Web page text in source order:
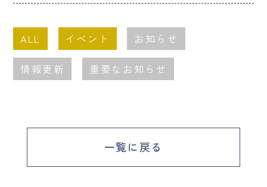
ALL イベント お知らせ
情報更新 重要なお知らせ
一覧に戻る